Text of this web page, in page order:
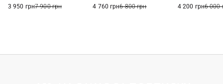
3 950 грн7 900 грн
4 760 грн6 800 грн
4 200 грн6 000